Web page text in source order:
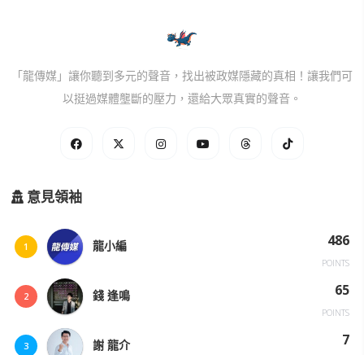
「龍傳媒」讓你聽到多元的聲音，找出被政媒隱藏的真相！讓我們可
以挺過媒體壟斷的壓力，還給大眾真實的聲音。
意見領袖
1 龍小編 486
POINTS
2 錢 逢鳴 65
POINTS
3 謝 龍介 7